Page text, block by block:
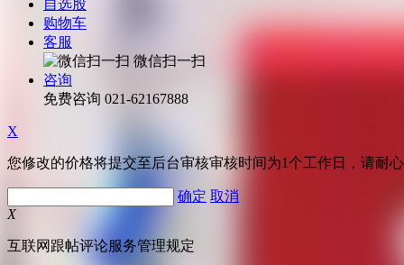
自选股
购物车
客服
微信扫一扫
咨询
免费咨询 021-62167888
X
您修改的价格将提交至后台审核审核时间为1个工作日，请耐
确定 取消
X
互联网跟帖评论服务管理规定